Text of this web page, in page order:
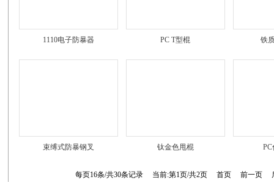
1110电子防暴器 PC T型棍 铁
束缚式防暴钢叉 钛金色甩棍
每页16条/共30条记录 当前:第1页/共2页 首页 前一页